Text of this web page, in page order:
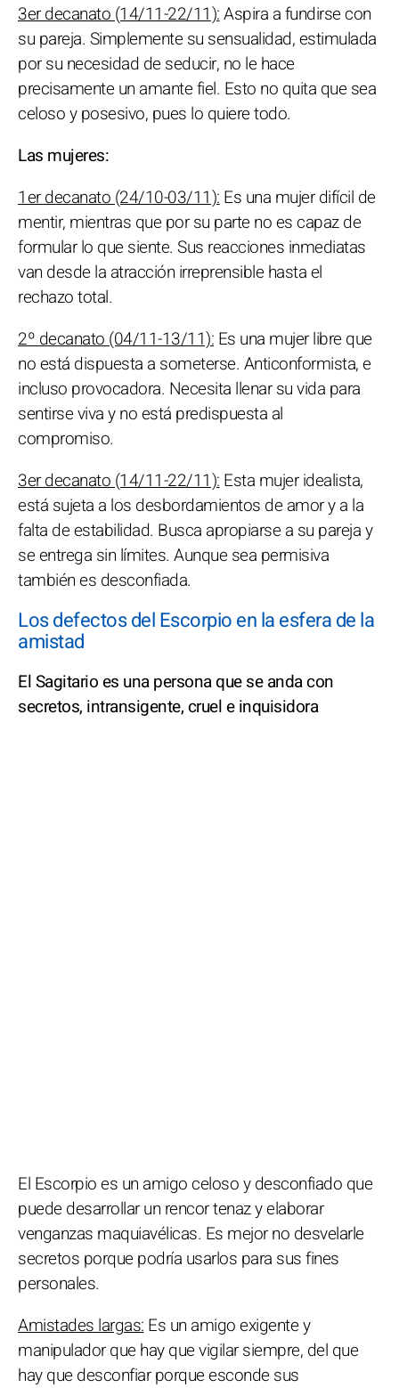
3er decanato (14/11-22/11):Aspira a fundirse con
su pareja. Simplemente su sensualidad, estimulada
por su necesidad de seducir, no le hace
precisamente un amante fiel. Esto no quita que sea
celoso y posesivo, pues lo quiere todo.
Las mujeres:
1er decanato (24/10-03/11): Es una mujer difícil de
mentir, mientras que por su parte no es capaz de
formular lo que siente. Sus reacciones inmediatas
van desde la atracción irreprensible hasta el
rechazo total.
2º decanato (04/11-13/11): Es una mujer libre que
no está dispuesta a someterse. Anticonformista, e
incluso provocadora. Necesita llenar su vida para
sentirse viva y no está predispuesta al
compromiso.
3er decanato (14/11-22/11): Esta mujer idealista,
está sujeta a los desbordamientos de amor y a la
falta de estabilidad. Busca apropiarse a su pareja y
se entrega sin límites. Aunque sea permisiva
también es desconfiada.
Los defectos del Escorpio en la esfera de la
amistad
El Sagitario es una persona que se anda con
secretos, intransigente, cruel e inquisidora
El Escorpio es un amigo celoso y desconfiado que
puede desarrollar un rencor tenaz y elaborar
venganzas maquiavélicas. Es mejor no desvelarle
secretos porque podría usarlos para sus fines
personales.
Amistades largas: Es un amigo exigente y
manipulador que hay que vigilar siempre, del que
hay que desconfiar porque esconde sus